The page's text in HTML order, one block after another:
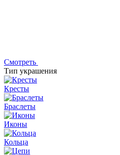
Смотреть
Тип украшения
Кресты
Браслеты
Иконы
Кольца